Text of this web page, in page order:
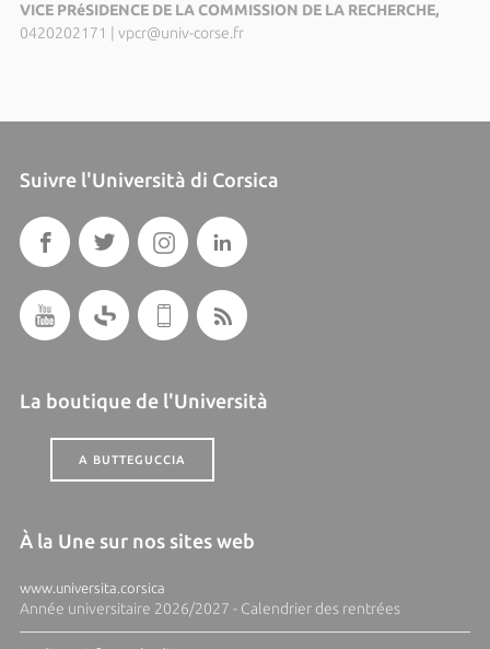
VICE PRéSIDENCE DE LA COMMISSION DE LA RECHERCHE,
0420202171
vpcr@univ-corse.fr
Suivre l'Università di Corsica
La boutique de l'Università
A BUTTEGUCCIA
À la Une sur nos sites web
www.universita.corsica
Année universitaire 2026/2027 - Calendrier des rentrées